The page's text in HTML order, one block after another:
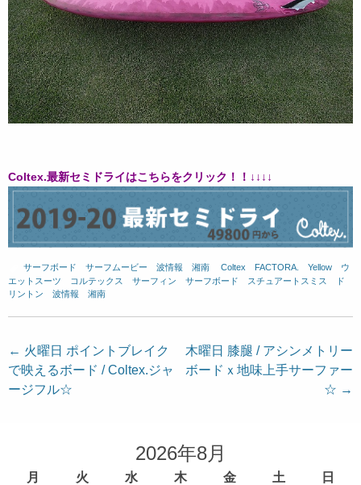
Coltex.最新セミドライはこちらをクリック！！ ↓↓↓↓
サーフボード サーフムービー 波情報 湘南 Coltex FACTORA. Yellow
ウ
エットスーツ
コルテックス サーフィン サーフボード スチュアートスミス
ド
リントン
波情報 湘南
投
稿
ナ
← 火曜日 ポイントブレイク
で映えるボード / Coltex.ジャ
ージフル☆
木曜日 膝腿 / アシンメトリー
ボードｘ地味上手サーファー
☆ →
2026年8月
月 火 水 木 金 土
日